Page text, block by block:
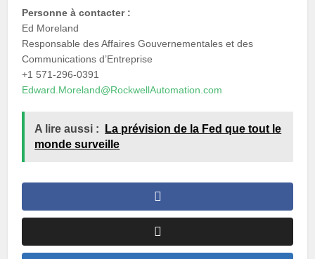
Personne à contacter :
Ed Moreland
Responsable des Affaires Gouvernementales et des
Communications d’Entreprise
+1 571-296-0391
Edward.Moreland@RockwellAutomation.com
A lire aussi :
La prévision de la Fed que tout le
monde surveille